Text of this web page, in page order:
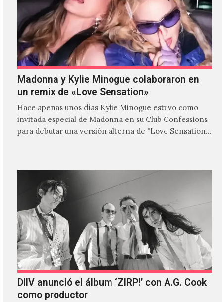
Madonna y Kylie Minogue colaboraron en
un remix de «Love Sensation»
Hace apenas unos días Kylie Minogue estuvo como
invitada especial de Madonna en su Club Confessions
para debutar una versión alterna de "Love Sensation",
DIIV anunció el álbum ‘ZIRP!’ con A.G. Cook
como productor